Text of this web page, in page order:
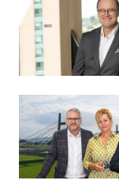
auslassen
und
direkt
springen?